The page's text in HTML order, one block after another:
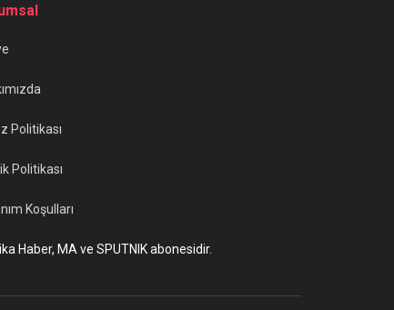
Politikası
Politikası
Koşulları
Haber, MA ve SPUTNIK abonesidir.